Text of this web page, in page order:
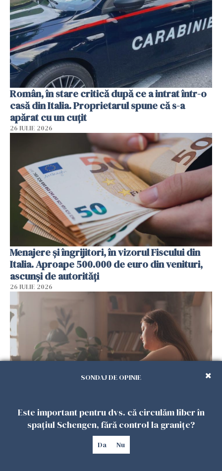
Român, în stare critică după ce a intrat într-o
casă din Italia. Proprietarul spune că s-a
apărat cu un cuțit
26 IULIE 2026
Menajere și îngrijitori, în vizorul Fiscului din
Italia. Aproape 500.000 de euro din venituri,
ascunși de autorități
26 IULIE 2026
Vrei să te muți în SUA? Un studiu Harvard
arată ce se întâmplă cu sănătatea multor
imigranți
SONDAJ DE OPINIE
Este important pentru dvs. că circulăm liber în
spațiul Schengen, fără control la granițe?
Da Nu